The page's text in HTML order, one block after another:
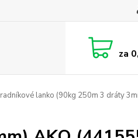
za
lanko (90kg 250m 3 dráty